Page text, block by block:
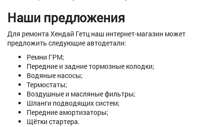
Наши предложения
Для ремонта Хендай Гетц наш интернет-магазин может
предложить следующие автодетали:
Ремни ГРМ;
Передние и задние тормозные колодки;
Водяные насосы;
Термостаты;
Воздушные и масляные фильтры;
Шланги подводящих систем;
Передние амортизаторы;
Щётки стартера.